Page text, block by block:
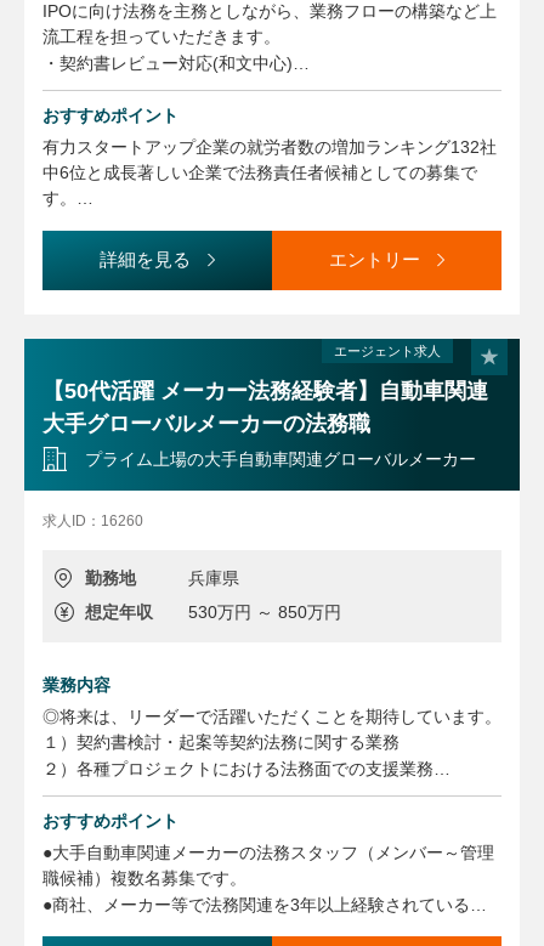
IPOに向け法務を主務としながら、業務フローの構築など上
流工程を担っていただきます。
・契約書レビュー対応(和文中心)
・法規制対応（個人情報保護法、景表法等の各種法令対応）
・その他法務・総務・コンプライアンス関連業務全般
その他商事法務や知財関連業務等、希望や得意分野に応じた
業務を担っていただきます。
おすすめポイント
有力スタートアップ企業の就労者数の増加ランキング132社
中6位と成長著しい企業で法務責任者候補としての募集で
す。
成長著しいスタートアップで、貴重な経験を積むことが出来
詳細を見る エントリー
エージェント求人
【50代活躍 メーカー法務経験者】自動車関連
大手グローバルメーカーの法務職
プライム上場の大手自動車関連グローバルメーカー
求人ID：16260
勤務地
兵庫県
想定年収
530万円 ～ 850万円
業務内容
◎将来は、リーダーで活躍いただくことを期待しています。
１）契約書検討・起案等契約法務に関する業務
２）各種プロジェクトにおける法務面での支援業務
３）事業・取引に対する法的諸問題の調査・検討等に関する
業務
４）債権の保全、回収に関する業務
５）訴訟、クレーム等法的紛争解決に関する業務
６）法務相談、研修、法的事務手続き等全社的リーガルリス
おすすめポイント
●大手自動車関連メーカーの法務スタッフ（メンバー～管理
職候補）複数名募集です。
●商社、メーカー等で法務関連を3年以上経験されている